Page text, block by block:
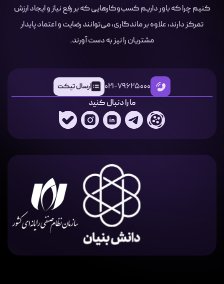
کنیم چرا که باور داریم کسب‌وکارهایی که بر رفع نیاز و ایجاد ارزش
تمرکز دارند، علاوه بر ماندگاری، می‌توانند رضایت و اعتماد پایدار
مشتریان را نیز به دست آورند.
021-79625000 ارسال تیکت
ما را دنبال کنید